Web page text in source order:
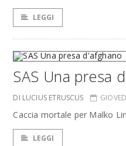
LEGGI
SAS Una presa
DI LUCIUS ETRUSCUS
Caccia mortale per Malko
LEGGI